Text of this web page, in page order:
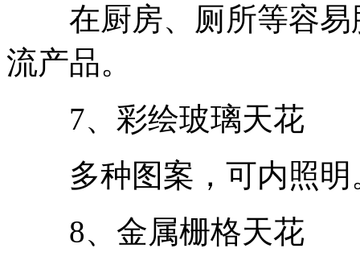
在厨房、厕所等容易
流产品。
7、彩绘玻璃天花
多种图案，可内照明
8、金属栅格天花